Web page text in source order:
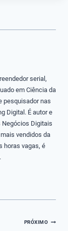
serial,
em Ciência da
pesquisador nas
Digital. É autor e
Negócios Digitais
vendidos da
horas vagas, é
PRÓXIMO